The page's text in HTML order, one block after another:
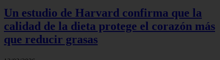
Un estudio de Harvard confirma que la
calidad de la dieta protege el corazón más
que reducir grasas